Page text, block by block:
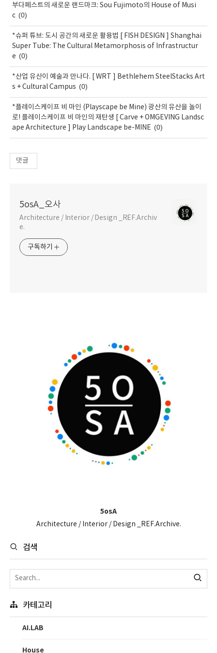
부다페스트의 새로운 랜드마크: Sou Fujimoto의 House of Musi
c (0)
*슈퍼 튜브: 도시 공간의 새로운 활용법 [ FISH DESIGN ] Shanghai
Super Tube: The Cultural Metamorphosis of Infrastructur
e (0)
*산업 유산이 예술과 만나다. [ WRT ] Bethlehem SteelStacks Art
s + Cultural Campus (0)
*플레이스케이프 비 마인 (Playscape be Mine) 광산의 유산을 놀이
로! 플레이스케이프 비 마인의 재탄생 [ Carve + OMGEVING Landsc
ape Architecture ] Play Landscape be-MINE (0)
댓글
5osA_오사
Architecture / Interior / Design _REF.Archiv
e.
구독하기
5osA
Architecture / Interior / Design _REF.Archive.
검색
카테고리
AI.LAB
House